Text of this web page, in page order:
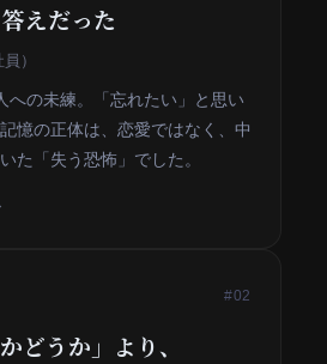
えだった
）
への未練。「忘れたい」と思い
憶の正体は、恋愛ではなく、中
た「失う恐怖」でした。
#02
どうか」より、